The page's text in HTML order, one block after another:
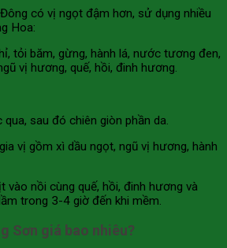
có vị ngọt đậm hơn, sử dụng nhiều
Hoa:
tỏi băm, gừng, hành lá, nước tương đen,
vị hương, quế, hồi, đinh hương.
sau đó chiên giòn phần da.
vị gồm xì dầu ngọt, ngũ vị hương, hành
vào nồi cùng quế, hồi, đinh hương và
trong 3-4 giờ đến khi mềm.
Sơn giá bao nhiêu?